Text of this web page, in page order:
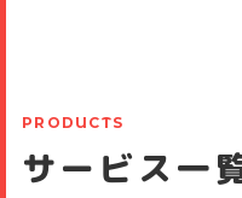
2026年08月01日
認定こども園札幌北幼稚園
た。
PRODUCTS
サービス一